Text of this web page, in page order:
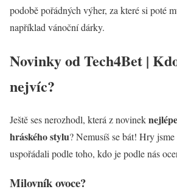
podobě pořádných výher, za které si poté
například vánoční dárky.
Novinky od Tech4Bet |
nejvíc?
Ještě ses nerozhodl, která z novinek
hráského stylu? Nemusíš se bát! Hry
uspořádali podle toho, kdo je podle nás
Milovník ovoce?